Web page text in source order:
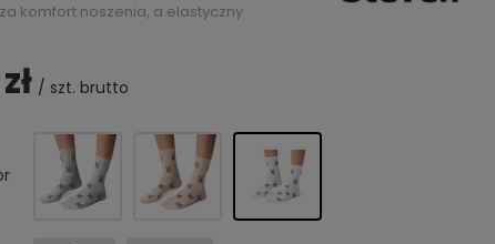
komfort noszenia, a elastyczny
/ szt. brutto